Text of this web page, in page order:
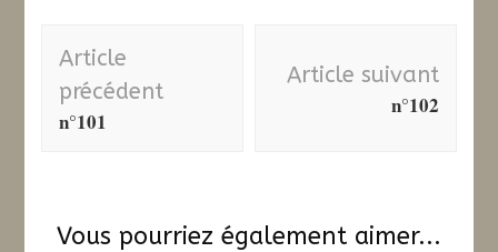
Navigation
d'article
Article
précédent
n°101
Article suivant
n°102
Vous pourriez également aimer...